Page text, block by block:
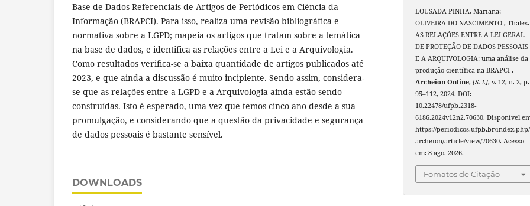
Base de Dados Referenciais de Artigos de Periódicos em Ciência da
Informação (BRAPCI). Para isso, realiza uma revisão bibliográfica e
normativa sobre a LGPD; mapeia os artigos que tratam sobre a temática
na base de dados, e identifica as relações entre a Lei e a Arquivologia.
Como resultados verifica-se a baixa quantidade de artigos publicados até
2023, e que ainda a discussão é muito incipiente. Sendo assim, considera-
se que as relações entre a LGPD e a Arquivologia ainda estão sendo
construídas. Isto é esperado, uma vez que temos cinco ano desde a sua
promulgação, e considerando que a questão da privacidade e segurança
de dados pessoais é bastante sensível.
DOWNLOADS
LOUSADA PINHA, Mariana;
OLIVEIRA DO NASCIMENTO , Thales.
AS RELAÇÕES ENTRE A LEI GERAL
DE PROTEÇÃO DE DADOS PESSOAIS
E A ARQUIVOLOGIA: uma análise da
produção científica na BRAPCI .
Archeion Online,[S. l.], v. 12, n. 2, p.
95–112, 2024. DOI:
10.22478/ufpb.2318-
6186.2024v12n2.70630. Disponível
https://periodicos.ufpb.br/index.php/
archeion/article/view/70630. Acesso
em: 8 ago. 2026.
Fomatos de Citação